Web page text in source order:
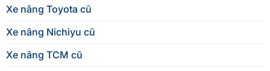
Xe nâng Toyota cũ
Xe nâng Nichiyu cũ
Xe nâng TCM cũ